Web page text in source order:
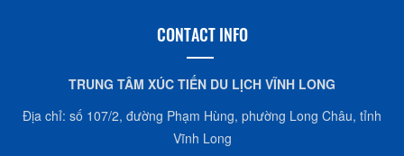
CONTACT INFO
TRUNG TÂM XÚC TIẾN DU LỊCH VĨNH LONG
Địa chỉ: số 107/2, đường Phạm Hùng, phường Long Châu, tỉnh
Vĩnh Long